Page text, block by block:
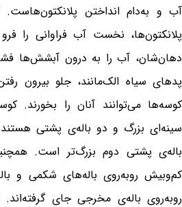
آب و به‌دام انداختن پلانکتون‌هاست.
پلانکتون‌ها، نخست آب فراوانی را
دهان‌شان، آب را به درون آبشش‌ها
پدهای سیاه الک‌مانند، جلو بیرون
کوسه‌ها می‌توانند آنان را بخورند.
سینه‌ای بزرگ و دو باله‌ی پشتی
باله‌ی پشتی دوم بزرگ‌تر است.
کم‌وبیش روبه‌روی باله‌های شکمی و
روبه‌روی باله‌ی مخرجی جای